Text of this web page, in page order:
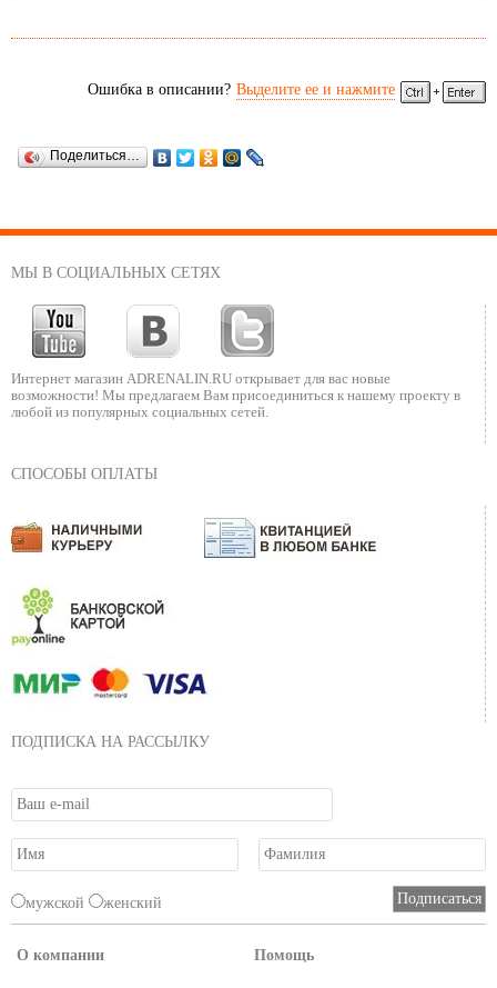
Ошибка в описании? Выделите ее и нажмите
Поделиться…
МЫ В СОЦИАЛЬНЫХ СЕТЯХ
Интернет магазин ADRENALIN.RU открывает для вас новые
возможности! Мы предлагаем Вам присоединиться к нашему проекту в
любой из популярных социальных сетей.
СПОСОБЫ ОПЛАТЫ
ПОДПИСКА НА РАССЫЛКУ
мужской женский
О компании Помощь